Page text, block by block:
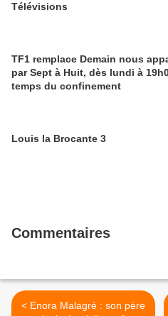
Télévisions
TF1 remplace Demain nous
par Sept à Huit, dès lundi à
temps du confinement
Louis la Brocante 3
Commentaires
< Enora Mala­gré : son père